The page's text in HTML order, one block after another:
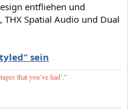
entfliehen und
Spatial Audio und Dual
sein
that you’ve had’.”